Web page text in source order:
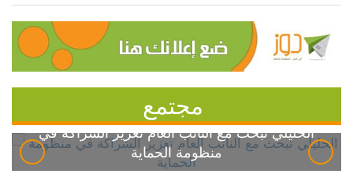
مجتمع
الخليلي تبحث مع النائب العام تعزيز الشراكة في
منظومة الحماية